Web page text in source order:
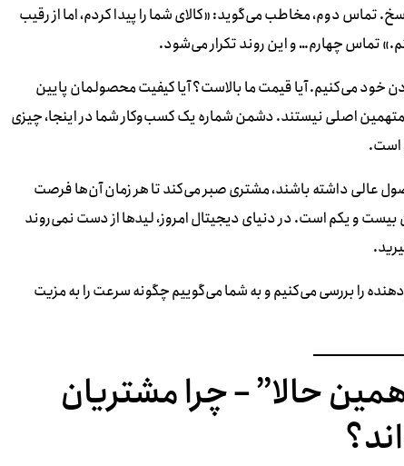
تماس دوم، مخاطب می‌گوید: «کالای شما را پیدا کردم، اما از رقیب
تماس چهارم… و این روند تکرار می‌شود.
خود می‌کنیم. آیا قیمت ما بالاست؟ آیا کیفیت محصولمان پایین
متهمین اصلی نیستند. دشمن شماره یک کسب‌وکار شما در اینجا، چیزی
است.
عالی داشته باشند، مشتری صبر می‌کند تا هر زمان آن‌ها فرصت
بیست و یکم است. در دنیای دیجیتال امروز، لیدها از دست نمی‌روند
را بررسی می‌کنیم و به شما می‌گوییم چگونه سرعت را به مزیت
حالا” – چرا مشتریان